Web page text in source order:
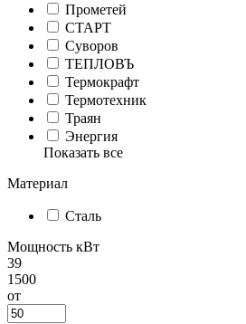
Прометей
СТАРТ
Суворов
ТЕПЛОВЪ
Термокрафт
Термотехник
Траян
Энергия
Показать все
Материал
Сталь
Мощность кВт
39
1500
от